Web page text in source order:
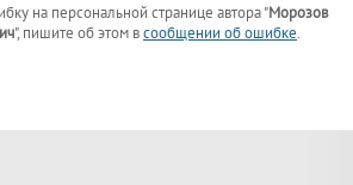
на персональной странице автора "Морозов
", пишите об этом всообщении об ошибке.